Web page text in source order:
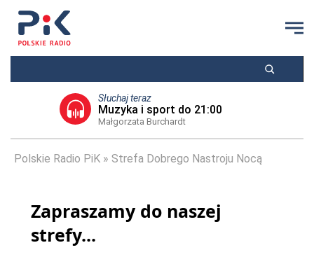
Słuchaj teraz
Muzyka i sport do 21:00
Małgorzata Burchardt
Polskie Radio PiK Strefa Dobrego Nastroju Nocą
Zapraszamy do naszej
strefy...